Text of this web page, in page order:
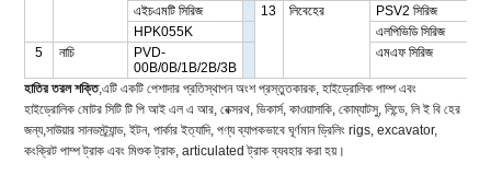
এইচএমটি সিরিজ
13 লিবেহের
PSV2 সিরিজ
HPK055K
এলপিভিডি সিরিজ
5
নাচি
PVD-
00B/0B/1B/2B/3B
এমএফ সিরিজ
হাতির তরল শক্তি,এটি একটি পেশাদার প্রতিস্থাপন অংশ প্রস্তুতকারক, হাইড্রোলিক পাম্প এবং
হাইড্রোলিক মোটর সিটি টি পি আই এল এ আর, রেক্সরথ, ভিকার্স, কাওয়াসাকি, কোম্যাটসু, লিন্ডে, লি ই বি হের
জন্য,সাউয়ার সানডস্ট্র্যান্ড, ইটন, পার্কার ইত্যাদি, পণ্য ব্যাপকভাবে ঘূর্ণমান ড্রিলিং rigs, excavator,
কংক্রিট পাম্প ট্রাক এবং মিশুক ট্রাক, articulated ট্রাক ব্যবহার করা হয়।